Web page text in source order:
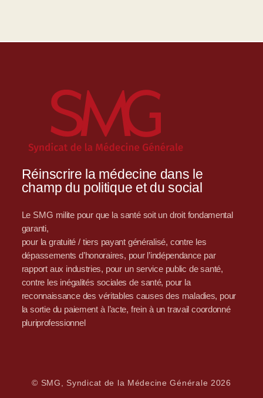
Réinscrire la médecine dans le
champ du politique et du social
Le SMG milite pour que la santé soit un droit fondamental
garanti,
pour la gratuité / tiers payant généralisé, contre les
dépassements d’honoraires, pour l’indépendance par
rapport aux industries, pour un service public de santé,
contre les inégalités sociales de santé, pour la
reconnaissance des véritables causes des maladies, pour
la sortie du paiement à l’acte, frein à un travail coordonné
pluriprofessionnel
© SMG, Syndicat de la Médecine Générale 2026